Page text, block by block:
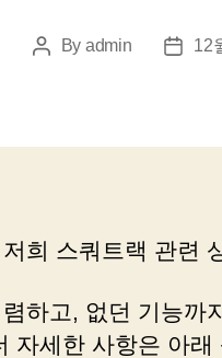
PostBy admin
Post
12
희 스쿼트랙 관련
렴하고, 없던 기능까
자세한 사항은 아